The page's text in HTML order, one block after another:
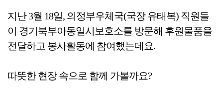
지난 3월 18일, 의정부우체국(국장 유태복) 직원들
이 경기북부아동일시보호소를 방문해 후원물품을
전달하고 봉사활동에 참여했는데요.
따뜻한 현장 속으로 함께 가볼까요?